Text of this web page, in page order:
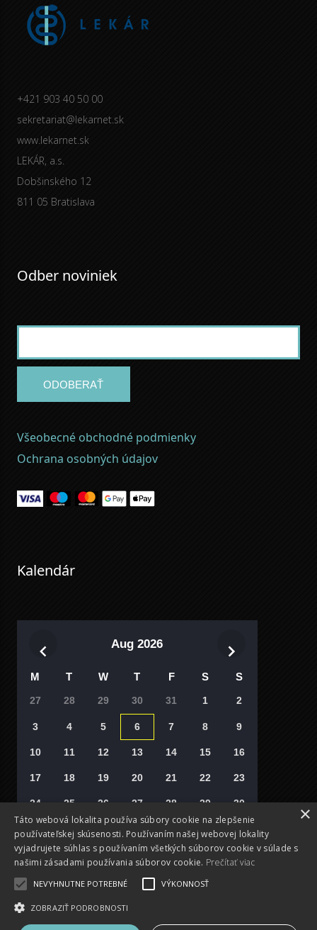
+421 903 40 50 00
sekretariat@lekarnet.sk
www.lekarnet.sk
LEKÁR, a.s.
Dobšinského 12
811 05 Bratislava
Odber noviniek
ODOBERAŤ
Všeobecné obchodné podmienky
Ochrana osobných údajov
Kalendár
Aug 2026
M T W T F S S
27 28 29 30 31 1 2
3 4 5 6 7 8 9
10 11 12 13 14 15 16
17 18 19 20 21 22 23
24 25 26 27 28 29 30
31 6
Vyberte si deň
×
Táto webová lokalita používa súbory cookie na zlepšenie
používateľskej skúsenosti. Používaním našej webovej lokality
vyjadrujete súhlas s používaním všetkých súborov cookie v súlade s
našimi zásadami používania súborov cookie. Prečítať viac
NEVYHNUTNE POTREBNÉ VÝKONNOSŤ
ZOBRAZIŤ PODROBNOSTI